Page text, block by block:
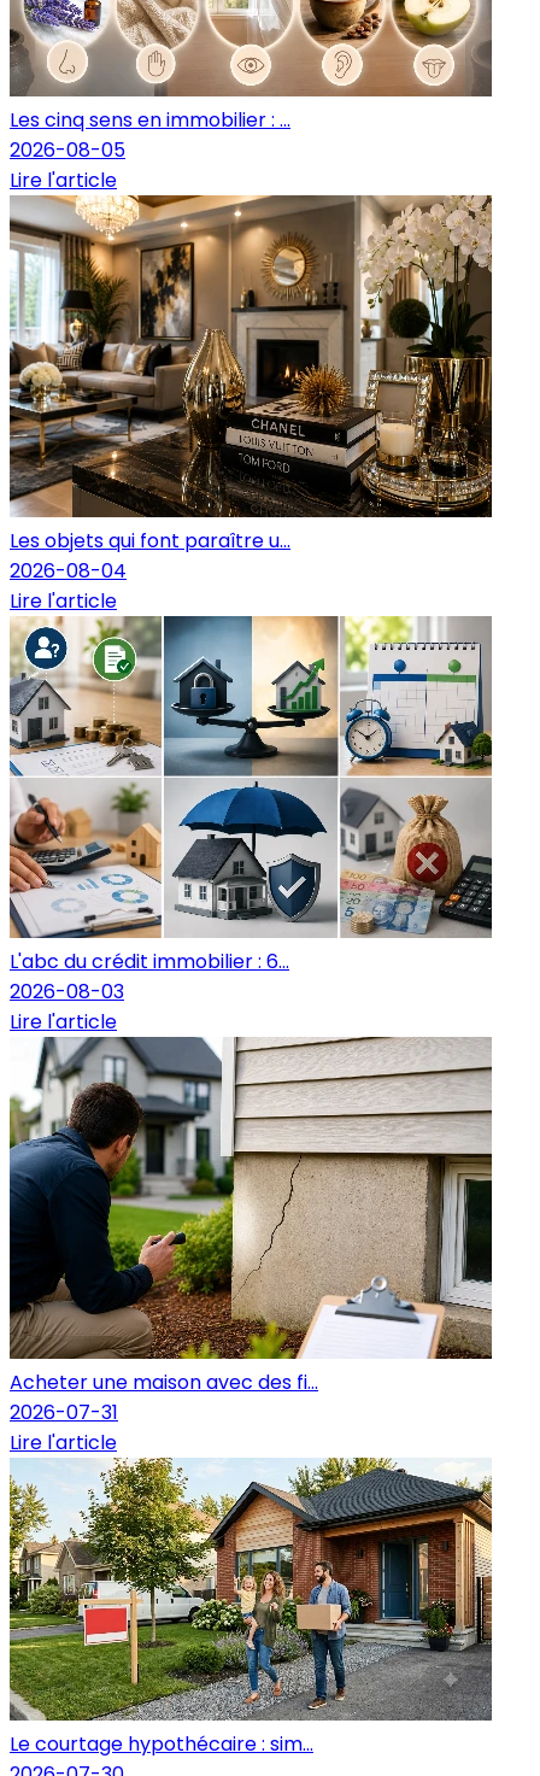
Les cinq sens en immobilier : ...
2026-08-05
Lire l'article
Les objets qui font paraître u...
2026-08-04
Lire l'article
L'abc du crédit immobilier : 6...
2026-08-03
Lire l'article
Acheter une maison avec des fi...
2026-07-31
Lire l'article
Le courtage hypothécaire : sim...